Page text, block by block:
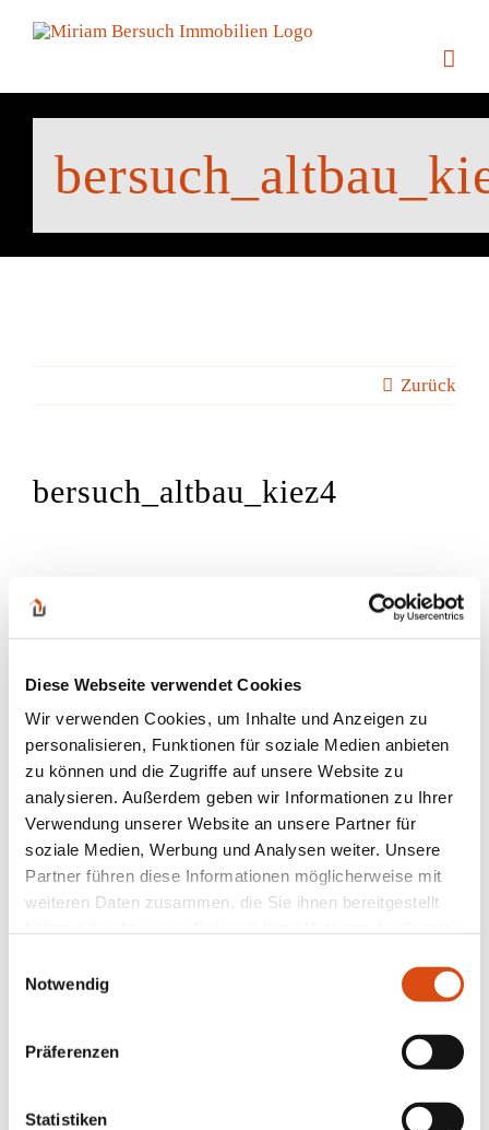
Diese Webseite verwendet Cookies
Wir verwenden Cookies, um Inhalte und Anzeigen zu
personalisieren, Funktionen für soziale Medien anbieten
zu können und die Zugriffe auf unsere Website zu
analysieren. Außerdem geben wir Informationen zu Ihrer
Verwendung unserer Website an unsere Partner für
soziale Medien, Werbung und Analysen weiter. Unsere
Partner führen diese Informationen möglicherweise mit
weiteren Daten zusammen, die Sie ihnen bereitgestellt
Notwendig
Präferenzen
Statistiken
Inhalt
Zurück
bersuch_altbau_kiez4